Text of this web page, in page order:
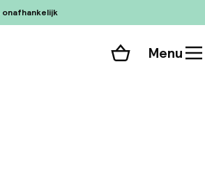
onafhankelijk
Winkelmand
Menu